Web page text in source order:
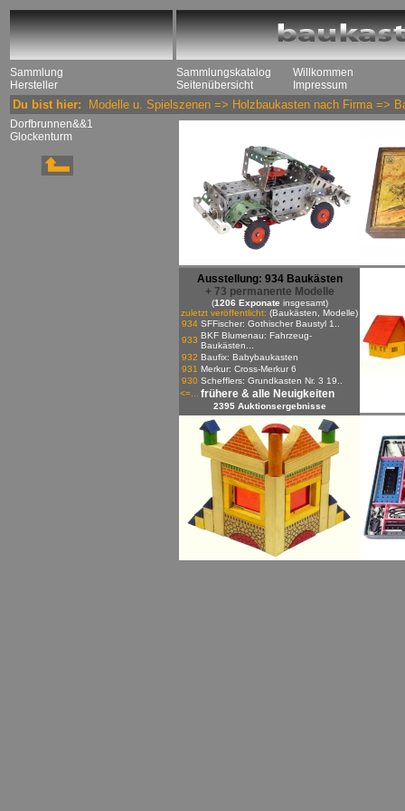
Sammlung
Hersteller
Sammlungskatalog
Seitenübersicht
Willkommen
Impressum
Du bist hier: Modelle u. Spielszenen => Holzbaukasten nach Firma =>
Dorfbrunnen&&1
Glockenturm
Ausstellung: 934 Baukästen
+ 73 permanente Modelle
(1206 Exponate insgesamt)
zuletzt veröffentlicht: (Baukästen, Modelle)
934 SFFischer: Gothischer Baustyl 1..
933 BKF Blumenau: Fahrzeug-
Baukästen...
932 Baufix: Babybaukasten
931 Merkur: Cross-Merkur 6
930 Schefflers: Grundkasten Nr. 3 19..
<=...
frühere & alle Neuigkeiten
2395 Auktionsergebnisse